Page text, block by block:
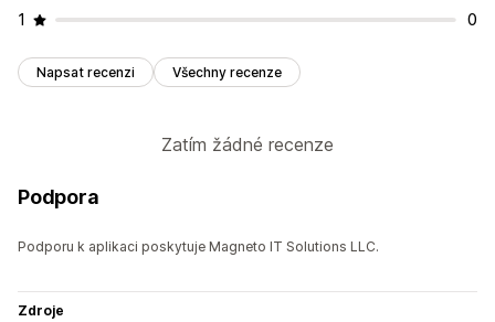
1
0
Napsat recenzi Všechny recenze
Zatím žádné recenze
Podpora
Podporu k aplikaci poskytuje Magneto IT Solutions LLC.
Zdroje